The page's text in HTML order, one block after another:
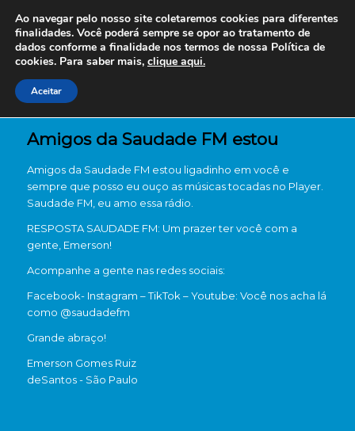
Amigos da Saudade FM estou
Amigos da Saudade FM estou ligadinho em você e
sempre que posso eu ouço as músicas tocadas no Player.
Saudade FM, eu amo essa rádio.
RESPOSTA SAUDADE FM: Um prazer ter você com a
gente, Emerson!
Acompanhe a gente nas redes sociais:
Facebook- Instagram – TikTok – Youtube: Você nos acha lá
como @saudadefm
Grande abraço!
Emerson Gomes Ruiz
deSantos - São Paulo
Ao navegar pelo nosso site coletaremos cookies para diferentes
finalidades. Você poderá sempre se opor ao tratamento de
dados conforme a finalidade nos termos de nossa Política de
cookies. Para saber mais, clique aqui.
Aceitar